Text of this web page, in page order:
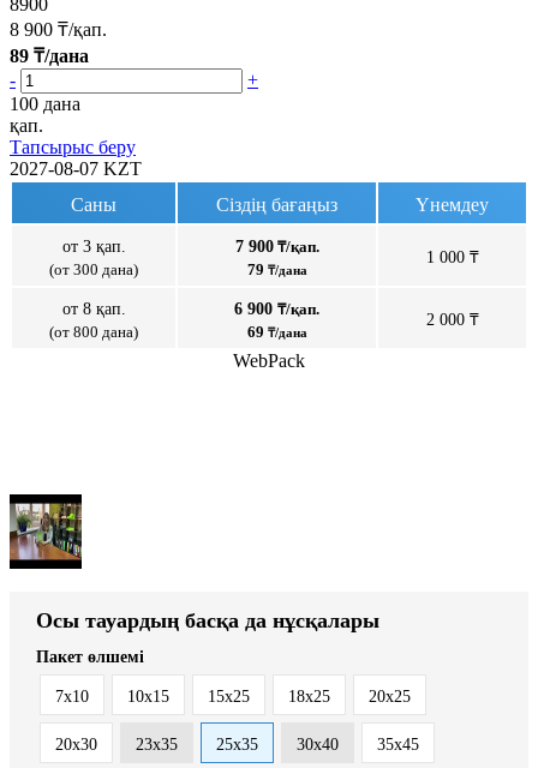
8 900 ₸/қап.
89 ₸/дана
-
+
100 дана
қап.
Тапсырыс беру
2027-08-07 KZT
Саны
Сіздің бағаңыз Үнемдеу
от 3 қап.
(от 300 дана)
7 900₸/қап.
79 ₸/дана
1 000 ₸
от 8 қап.
(от 800 дана)
6 900 ₸/қап.
69 ₸/дана
2 000 ₸
WebPack
Осы тауардың басқа да нұсқалары
Пакет өлшемі
7x10 10x15 15x25 18x25 20x25
20x30 23x35 25x35 30x40 35x45